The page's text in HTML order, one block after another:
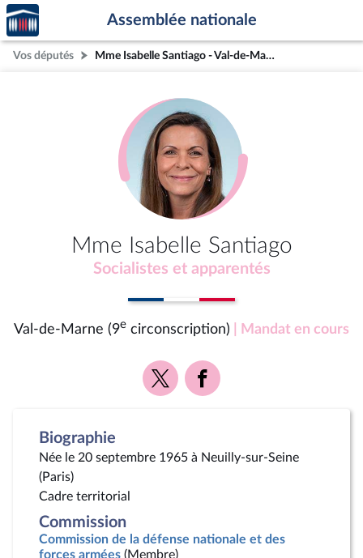
Aller au contenu
Aller en bas de la page
Accèder
à la
page
d'accueil
Assemblée nationale
Vos députés Mme Isabelle Santiago - Val-de-Marne (9e circonscription)
Mme Isabelle Santiago
Socialistes et apparentés
Val-de-Marne (9e circonscription) | Mandat en cours
Voir
la
Voir
la
Biographie
Née le 20 septembre 1965 à Neuilly-sur-Seine
(Paris)
Cadre territorial
Commission
Commission de la défense nationale et des
forces armées (Membre)